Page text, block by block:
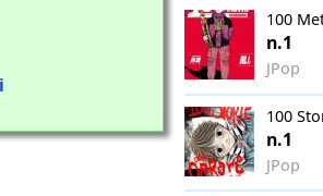
100
n.1
JPop
100
n.1
JPop